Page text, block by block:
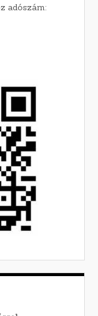
adószám: